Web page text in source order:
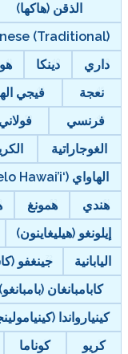
الذقن (هاكها)
(Traditional)
داري
دينكا
نعجة
فيجي
فرنسي
فولاني
الغوجاراتية
الهاواي (‘Ōlelo Hawai’i)
هندي
همونغ
إيلونغو (هيليغاينون)
اليابانية
جينغفو
كابامبانغان (بامبانغو)
كينيارواندا
كريو
كوناما